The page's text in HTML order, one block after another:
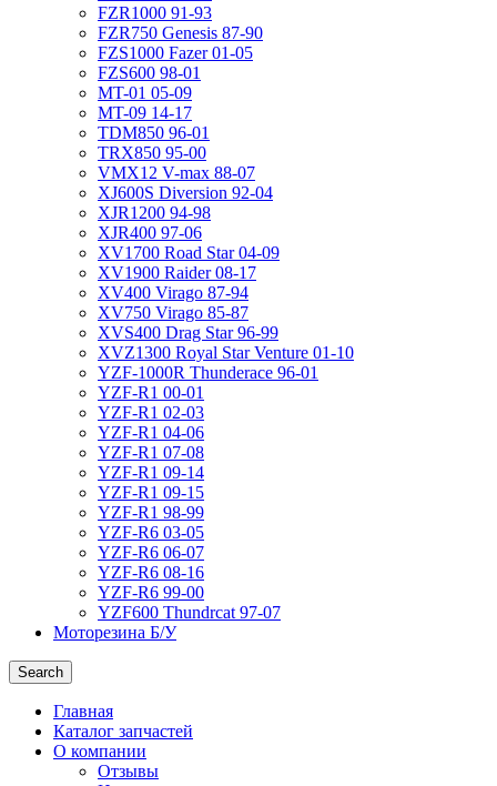
FZR1000 91-93
FZR750 Genesis 87-90
FZS1000 Fazer 01-05
FZS600 98-01
MT-01 05-09
MT-09 14-17
TDM850 96-01
TRX850 95-00
VMX12 V-max 88-07
XJ600S Diversion 92-04
XJR1200 94-98
XJR400 97-06
XV1700 Road Star 04-09
XV1900 Raider 08-17
XV400 Virago 87-94
XV750 Virago 85-87
XVS400 Drag Star 96-99
XVZ1300 Royal Star Venture 01-10
YZF-1000R Thunderace 96-01
YZF-R1 00-01
YZF-R1 02-03
YZF-R1 04-06
YZF-R1 07-08
YZF-R1 09-14
YZF-R1 09-15
YZF-R1 98-99
YZF-R6 03-05
YZF-R6 06-07
YZF-R6 08-16
YZF-R6 99-00
YZF600 Thundrcat 97-07
Моторезина Б/У
Search
Главная
Каталог запчастей
О компании
Отзывы